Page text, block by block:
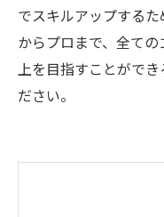
でスキルアップする
からプロまで、全て
上を目指すことがで
ださい。